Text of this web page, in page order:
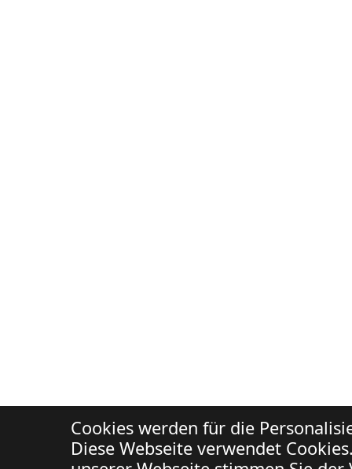
Cookies werden für die
Diese Webseite verwendet